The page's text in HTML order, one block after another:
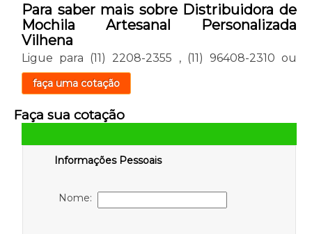
Para saber mais sobre Distribuidora de
Mochila Artesanal Personalizada
Vilhena
Ligue para (11) 2208-2355 , (11) 96408-2310 ou
faça uma cotação
Faça sua cotação
Informações Pessoais
Nome: